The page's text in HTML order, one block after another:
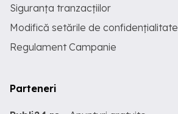
Siguranța tranzacțiilor
Modifică setările de confidențialitate
Regulament Campanie
Parteneri